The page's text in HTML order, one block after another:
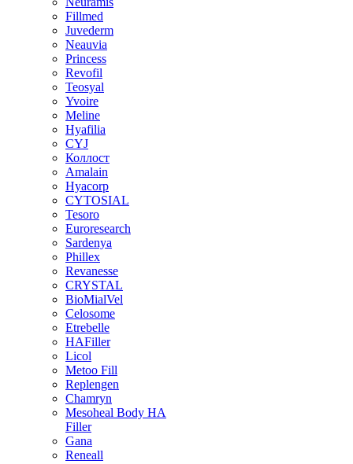
Fillmed
Juvederm
Neauvia
Princess
Revofil
Teosyal
Yvoire
Meline
Hyafilia
CYJ
Коллост
Amalain
Hyacorp
CYTOSIAL
Tesoro
Euroresearch
Sardenya
Phillex
Revanesse
CRYSTAL
BioMialVel
Celosome
Etrebelle
HAFiller
Licol
Metoo Fill
Replengen
Chamryn
Mesoheal Body HA
Filler
Gana
Reneall